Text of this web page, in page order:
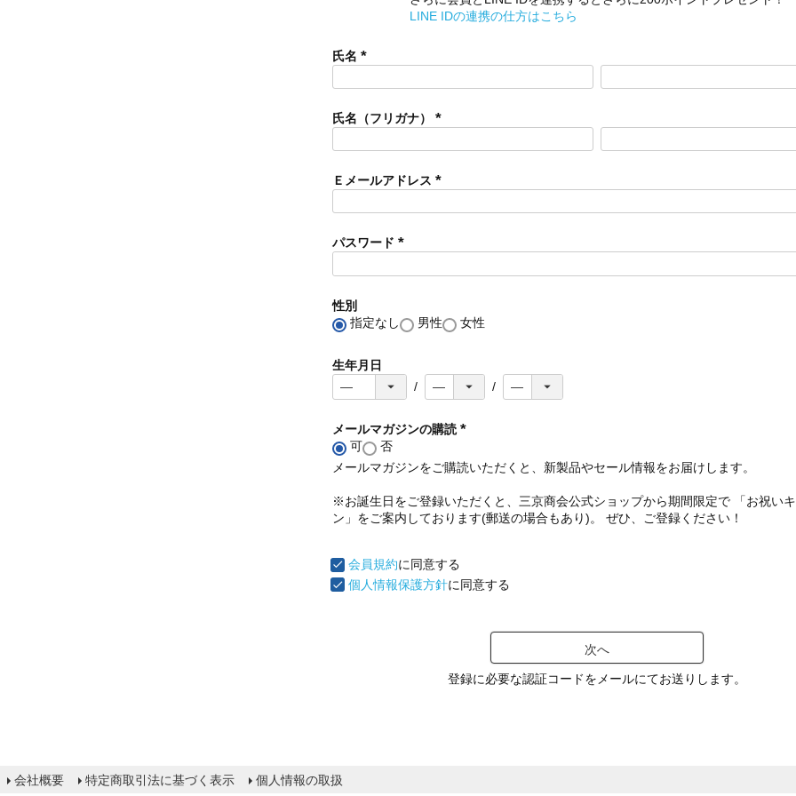
LINE IDの連携の仕方はこちら
氏名
必
)
氏名（フリガナ）
必
)
Ｅメールアドレス
必
)
パスワード
必
性別
指定なし
男性 女性
生年月日
メールマガジンの購読
必
)
可
否
メールマガジンをご購読いただくと、新製品やセール情報をお届けします。
※お誕生日をご登録いただくと、三京商会公式ショップから期間限定で 「お祝い
ン」をご案内しております(郵送の場合もあり)。 ぜひ、ご登録ください！
会員規約に同意する
個人情報保護方針に同意する
次へ
登録に必要な認証コードをメールにてお送りします。
会社概要 特定商取引法に基づく表示 個人情報の取扱